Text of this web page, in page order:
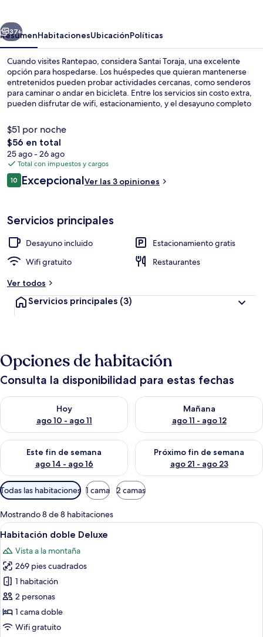
Siguiente
37+
ResumenHabitacionesUbicaciónPolíticas
Cuando visites Rantepao, considera Santai Toraja, una excelente
opción para hospedarse. Los huéspedes que quieran mantenerse
entretenidos pueden probar actividades cercanas, como senderos
para caminar o andar en bicicleta. Entre los servicios sin costo extra,
pueden disfrutar de wifi, estacionamiento, y el desayuno completo
$51 por noche
El
precio
total
es
de
$56 en total
25 ago - 26 ago
Total con impuestos y cargos
Opiniones
1010 de 10,
ExcepcionalVer las 3 opiniones
Servicios principales
Desayuno incluido
Estacionamiento gratis
Wifi gratuito
Restaurantes
Ver todos
Servicios principales (3)
Opciones de habitación
Consulta la disponibilidad para estas fechas
Hoy
ago 10 - ago 11
Consulta la disponibilidad para hoy ago 10 - ago 11
Mañana
ago 11 - ago 12
Consulta la disponibilidad
Este fin de semana
ago 14 - ago 16
Consulta la disponibilidad para este fin de semana ago 14 -
Próximo fin de semana
ago 21 - ago 23
Consulta la disponibilidad
Filtros
disponibles
para
las
habitaciones
Todas las habitaciones 1 cama 2 camas
Mostrando 8 de 8 habitaciones
Abrir
todas
las
fotos
de
Habitación
doble
Deluxe
Habitación de hotel con una cama
11
Habitación doble Deluxe
Vista a la montaña
269 pies cuadrados
1 habitación
2 personas
1 cama doble
Wifi gratuito